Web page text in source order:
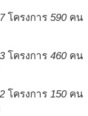
7โครงการ 590คน
3โครงการ 460คน
2โครงการ 150คน